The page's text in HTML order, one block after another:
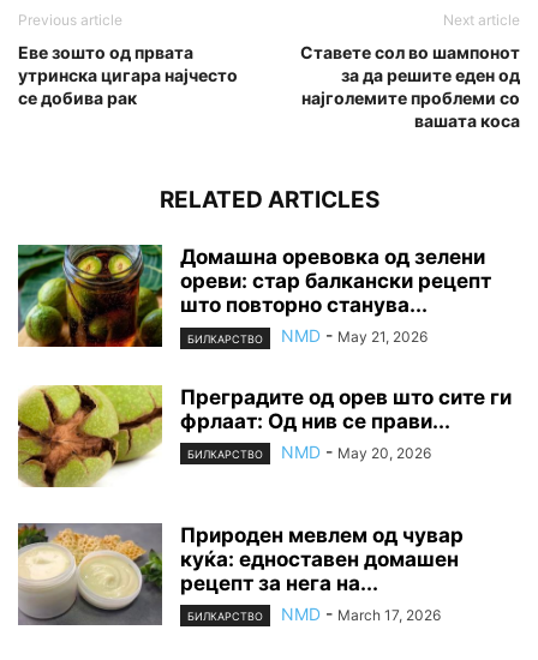
Previous article
Еве зошто од првата
утринска цигара најчесто
се добива рак
Next article
Ставете сол во шампонот
за да решите еден од
најголемите проблеми со
вашата коса
RELATED ARTICLES
Домашна оревовка од зелени
ореви: стар балкански рецепт
што повторно станува...
БИЛКАРСТВО NMD - May 21, 2026
Преградите од орев што сите ги
фрлаат: Од нив се прави...
БИЛКАРСТВО NMD - May 20, 2026
Природен мевлем од чувар
куќа: едноставен домашен
рецепт за нега на...
БИЛКАРСТВО NMD - March 17, 2026